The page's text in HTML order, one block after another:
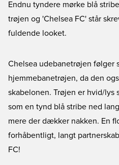
Endnu tyndere mørke blå
trøjen og 'Chelsea FC' står
fuldende looket.
Chelsea udebanetrøjen følger
hjemmebanetrøjen, da den
skabelonen. Trøjen er hvid/lys
som en tynd blå stribe ned
mere der dækker nakken. En
forhåbentligt, langt
FC!